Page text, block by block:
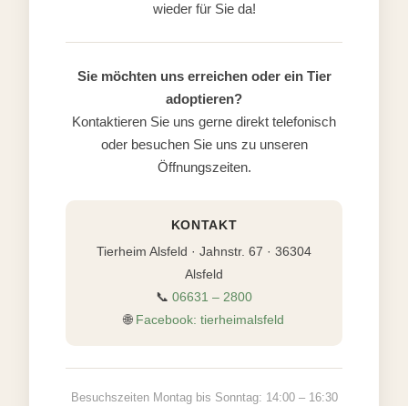
wieder für Sie da!
Sie möchten uns erreichen oder ein Tier
adoptieren?
Kontaktieren Sie uns gerne direkt telefonisch
oder besuchen Sie uns zu unseren
Öffnungszeiten.
KONTAKT
Tierheim Alsfeld · Jahnstr. 67 · 36304
Alsfeld
📞 06631 – 2800
🌐 Facebook: tierheimalsfeld
Besuchszeiten Montag bis Sonntag: 14:00 – 16:30